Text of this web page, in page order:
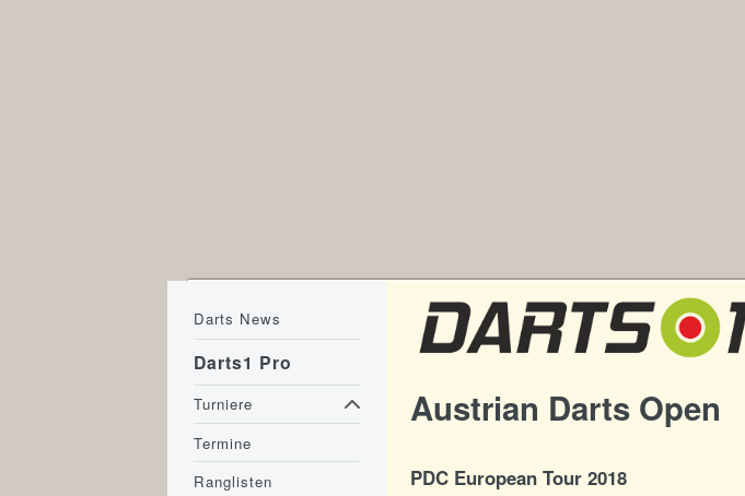
Austrian Darts Open
PDC European Tour 2018
Darts News
Darts1 Pro
Turniere
Termine
Ranglisten